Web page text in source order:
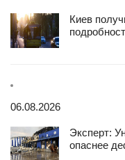
Киев
06.08.2026
Эксперт:
опаснее